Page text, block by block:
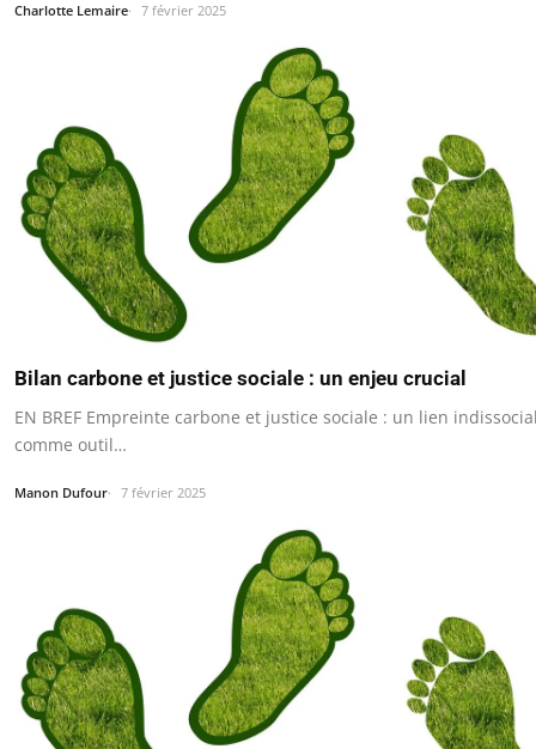
Charlotte Lemaire 7 février 2025
Bilan carbone et justice sociale : un enjeu crucial
EN BREF Empreinte carbone et justice sociale : un lien
comme outil…
Manon Dufour 7 février 2025